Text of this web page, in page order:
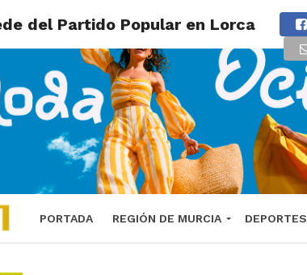
PORTADA REGIÓN DE MURCIA DEPORTES
del Partido Popular en Lorca